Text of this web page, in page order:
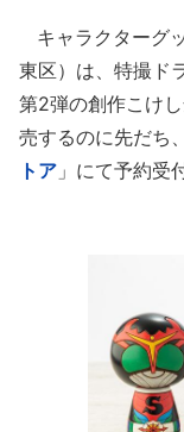
キャラクターグ
東区）は、特撮ド
第2弾の創作こけ
売するのに先だち
トア 」にて予約受